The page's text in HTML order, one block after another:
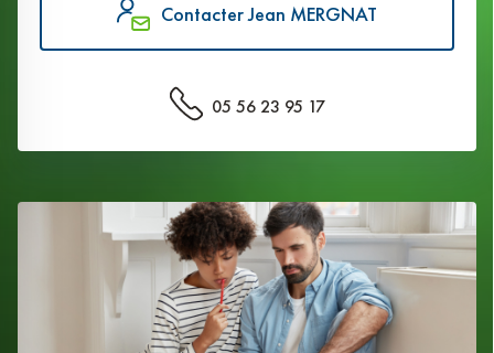
Contacter Jean MERGNAT
05 56 23 95 17